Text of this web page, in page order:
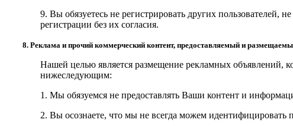
9. Вы обязуетесь не регистрировать других пользователей,
регистрации без их согласия.
8. Реклама и прочий коммерческий контент, предоставляемый и
Нашей целью является размещение рекламных объявлений,
нижеследующим:
1. Мы обязуемся не предоставлять Ваши контент и
2. Вы осознаете, что мы не всегда можем